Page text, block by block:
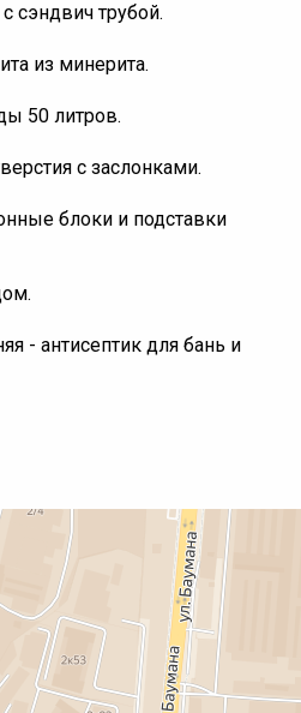
сэндвич трубой.
из минерита.
50 литров.
с заслонками.
блоки и подставки
- антисептик для бань и